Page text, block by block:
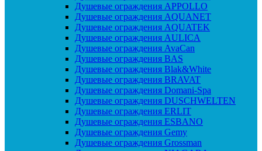
Душевые ограждения APPOLLO
Душевые ограждения AQUANET
Душевые ограждения AQUATEK
Душевые ограждения AULICA
Душевые ограждения AvaCan
Душевые ограждения BAS
Душевые ограждения Blak&White
Душевые ограждения BRAVAT
Душевые ограждения Domani-Spa
Душевые ограждения DUSCHWELTEN
Душевые ограждения ERLIT
Душевые ограждения ESBANO
Душевые ограждения Gemy
Душевые ограждения Grossman